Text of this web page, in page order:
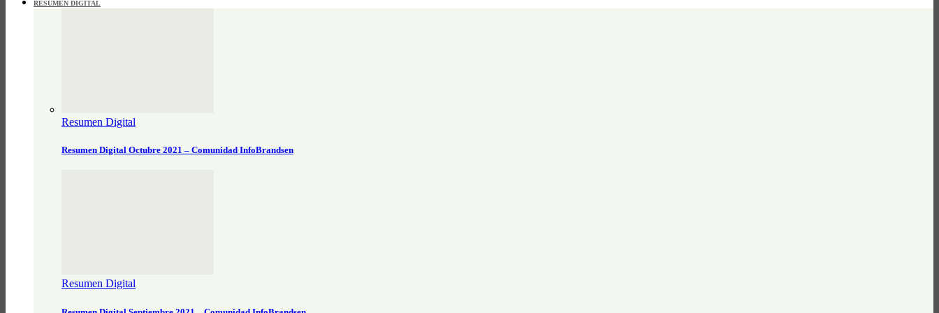
RESUMEN DIGITAL
Resumen Digital
Resumen Digital Octubre 2021 – Comunidad InfoBrandsen
Resumen Digital